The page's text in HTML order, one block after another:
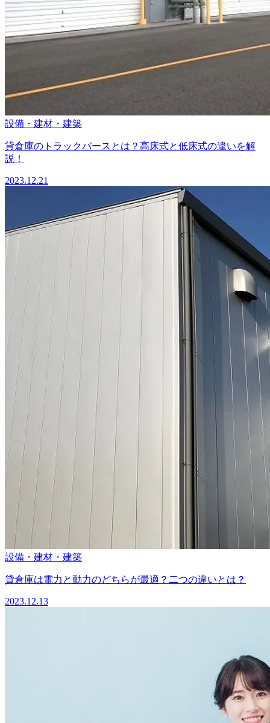
設備・建材・建築
貸倉庫のトラックバースとは？高床式と低床式の違いを解
説！
2023.12.21
設備・建材・建築
貸倉庫は電力と動力のどちらが最適？二つの違いとは？
2023.12.13